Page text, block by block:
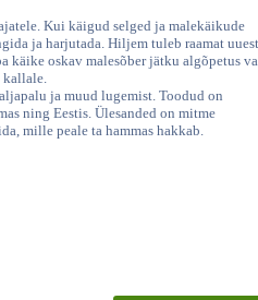
Kui käigud selged ja malekäikude
ja harjutada. Hiljem tuleb raamat
käike oskav malesõber jätku algõpetus
kallale.
ja muud lugemist. Toodud on
ning Eestis. Ülesanded on mitme
mille peale ta hammas hakkab.